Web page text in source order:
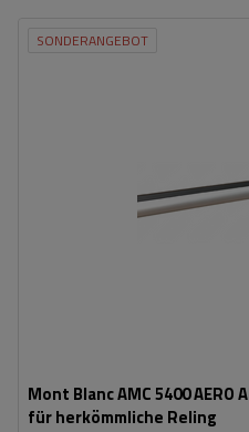
SONDERANGEBOT
Mont Blanc AMC 5400
für herkömmliche Reling